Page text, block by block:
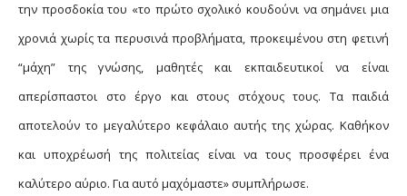
την προσδοκία του «το πρώτο σχολικό κουδούνι να σημάνει μια
χρονιά χωρίς τα περυσινά προβλήματα, προκειμένου στη φετινή
“μάχη” της γνώσης, μαθητές και εκπαιδευτικοί να είναι
απερίσπαστοι στο έργο και στους στόχους τους. Τα παιδιά
αποτελούν το μεγαλύτερο κεφάλαιο αυτής της χώρας. Καθήκον
και υποχρέωσή της πολιτείας είναι να τους προσφέρει ένα
καλύτερο αύριο. Για αυτό μαχόμαστε» συμπλήρωσε.